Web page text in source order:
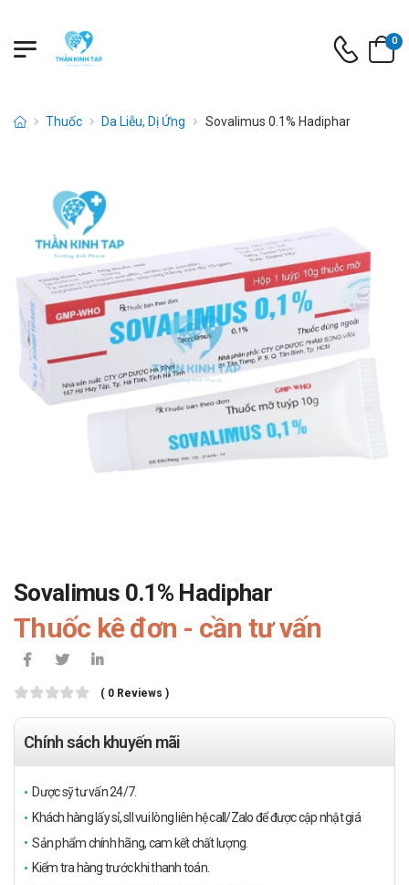
0
Thuốc Da Liễu, Dị Ứng Sovalimus 0.1% Hadiphar
Sovalimus 0.1% Hadiphar
Thuốc kê đơn - cần tư vấn
( 0 Reviews )
Chính sách khuyến mãi
Dược sỹ tư vấn 24/7.
Khách hàng lấy sỉ, sll vui lòng liên hệ call/Zalo để được cập nhật giá
Sản phẩm chính hãng, cam kết chất lượng.
Kiểm tra hàng trước khi thanh toán.